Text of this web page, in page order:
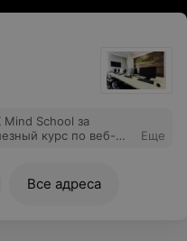
Mind School за
курс по веб-
преподавателю
и
Еще
Все адреса